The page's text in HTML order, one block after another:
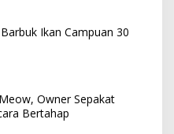
Ikan Campuan 30
Owner Sepakat
Bertahap